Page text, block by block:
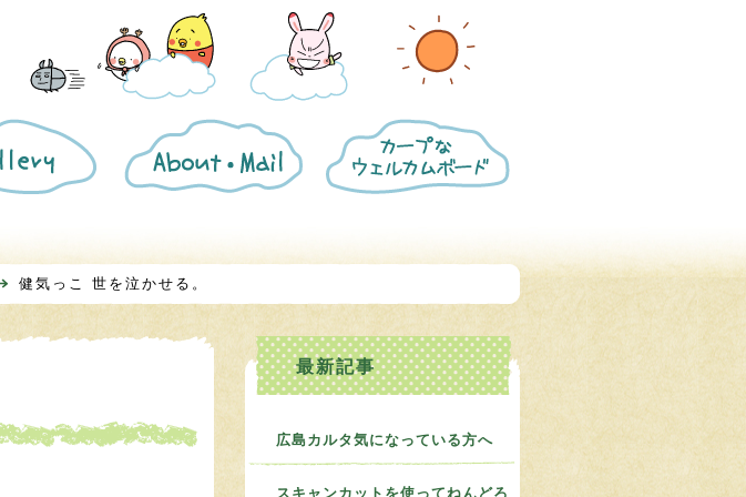
ギ
ャ
ラ
リ
き
み
葱
ィ
ル
カ
ー
プ
な
カ
ボ
ー
ド
に
つ
健気っこ 世を泣かせる。
広島カルタ気になっている方へ
スキャンカットを使ってねんどろ